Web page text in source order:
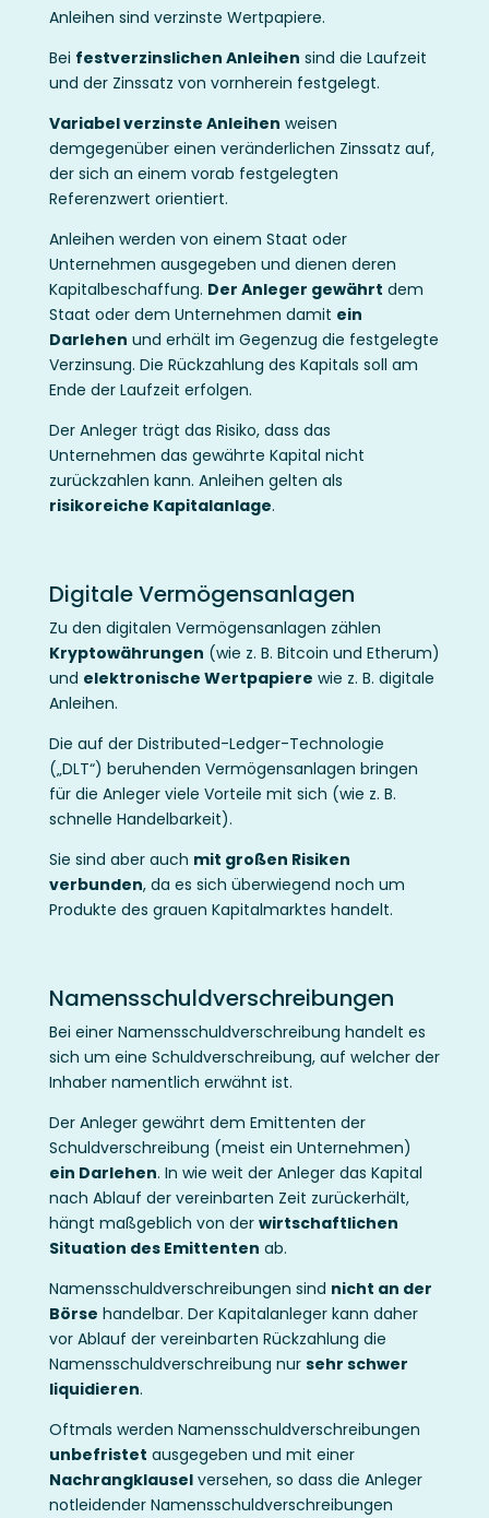
Anleihen sind verzinste Wertpapiere.
Bei festverzinslichen Anleihen sind die Laufzeit
und der Zinssatz von vornherein festgelegt.
Variabel verzinste Anleihen weisen
demgegenüber einen veränderlichen Zinssatz auf,
der sich an einem vorab festgelegten
Referenzwert orientiert.
Anleihen werden von einem Staat oder
Unternehmen ausgegeben und dienen deren
Kapitalbeschaffung. Der Anleger gewährt dem
Staat oder dem Unternehmen damit ein
Darlehen und erhält im Gegenzug die festgelegte
Verzinsung. Die Rückzahlung des Kapitals soll am
Ende der Laufzeit erfolgen.
Der Anleger trägt das Risiko, dass das
Unternehmen das gewährte Kapital nicht
zurückzahlen kann. Anleihen gelten als
risikoreiche Kapitalanlage.
Digitale Vermögensanlagen
Zu den digitalen Vermögensanlagen zählen
Kryptowährungen (wie z. B. Bitcoin und Etherum)
und elektronische Wertpapiere wie z. B. digitale
Anleihen.
Die auf der Distributed-Ledger-Technologie
(„DLT“) beruhenden Vermögensanlagen bringen
für die Anleger viele Vorteile mit sich (wie z. B.
schnelle Handelbarkeit).
Sie sind aber auch mit großen Risiken
verbunden, da es sich überwiegend noch um
Produkte des grauen Kapitalmarktes handelt.
Namensschuldverschreibungen
Bei einer Namensschuldverschreibung handelt es
sich um eine Schuldverschreibung, auf welcher der
Inhaber namentlich erwähnt ist.
Der Anleger gewährt dem Emittenten der
Schuldverschreibung (meist ein Unternehmen)
ein Darlehen. In wie weit der Anleger das Kapital
nach Ablauf der vereinbarten Zeit zurückerhält,
hängt maßgeblich von der wirtschaftlichen
Situation des Emittenten ab.
Namensschuldverschreibungen sind nicht an der
Börse handelbar. Der Kapitalanleger kann daher
vor Ablauf der vereinbarten Rückzahlung die
Namensschuldverschreibung nur sehr schwer
liquidieren.
Oftmals werden Namensschuldverschreibungen
unbefristet ausgegeben und mit einer
Nachrangklauselversehen, so dass die Anleger
notleidender Namensschuldverschreibungen